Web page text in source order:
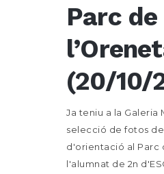
Parc de
(20/10/
Ja teniu a la Galeria
selecció de fotos
d'orientació al Parc
l'alumnat de 2n